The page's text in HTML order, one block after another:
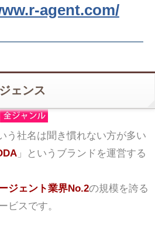
agent.com/
ェンス
う社名は聞き慣れない方が多い
」というブランドを運営する
ジェント業界No.2の規模を誇る
ビスです。